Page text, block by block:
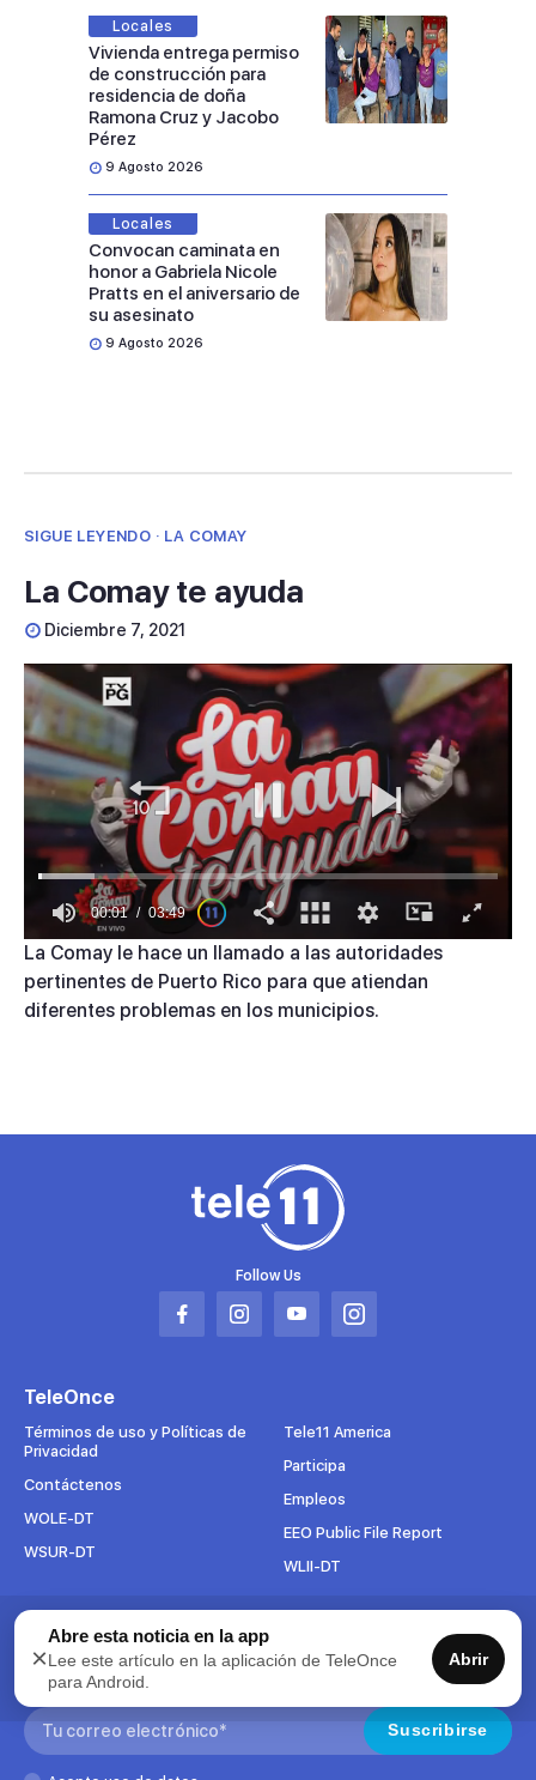
Locales
Vivienda entrega permiso
de construcción para
residencia de doña
Ramona Cruz y Jacobo
Pérez
9 Agosto 2026
Locales
Convocan caminata en
honor a Gabriela Nicole
Pratts en el aniversario de
su asesinato
9 Agosto 2026
SIGUE LEYENDO · LA COMAY
La Comay te ayuda
Diciembre 7, 2021
0
of
3
minutes,
49
00:01 03:49
La Comay le hace un llamado a las autoridades
pertinentes de Puerto Rico para que atiendan
diferentes problemas en los municipios.
Follow Us
Abrir
pestaña
Abrir
pestaña
Abrir
pestaña
Abrir
pestaña
TeleOnce
Términos de uso y Políticas de
Privacidad
Contáctenos
WOLE-DT
WSUR-DT
Tele11 America
Participa
Empleos
EEO Public File Report
WLII-DT
Suscríbete al boletín
Para mantenerse al tanto de todo lo que pasa en TeleOnce,
suscríbase ahora a nuestros boletines.
Search: Suscribirse
×
Abre esta noticia en la app
Lee este artículo en la aplicación de TeleOnce
para Android.
Abrir